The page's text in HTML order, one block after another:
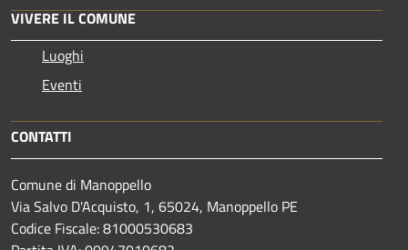
VIVERE IL COMUNE
Luoghi
Eventi
CONTATTI
Comune di Manoppello
Via Salvo D'Acquisto, 1, 65024, Manoppello PE
Codice Fiscale: 81000530683